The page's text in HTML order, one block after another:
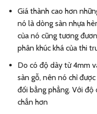
Giá thành cao hơn
nó là dòng sàn nhựa
của nó cũng tương
phân khúc khá của thi
Do có độ dày từ 4mm
sàn gỗ, nên nó chỉ
đối bằng phẳng. Với độ
chắn hơn